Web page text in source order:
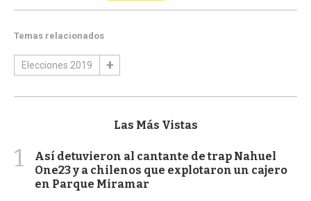
Temas relacionados
Elecciones 2019
Las Más Vistas
1
Así detuvieron al cantante de trap Nahuel
One23 y a chilenos que explotaron un cajero
en Parque Miramar